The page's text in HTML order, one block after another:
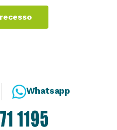
Whatsapp